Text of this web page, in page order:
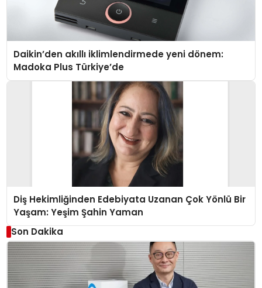
Daikin’den akıllı iklimlendirmede yeni dönem:
Madoka Plus Türkiye’de
Diş Hekimliğinden Edebiyata Uzanan Çok Yönlü Bir
Yaşam: Yeşim Şahin Yaman
Son Dakika